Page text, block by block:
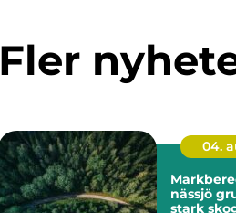
Fler
04.
nässjö grunden för
stark